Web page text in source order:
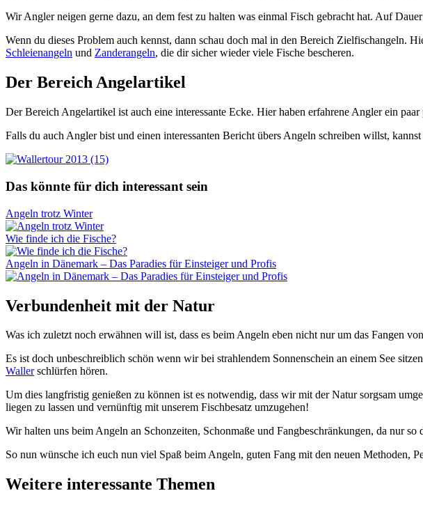
Wir Angler neigen gerne dazu, an dem fest zu halten was einmal Fisch gebracht hat. Auf
Wenn du dieses Problem auch kennst, dann schau doch mal in den Bereich Zielfischangeln.
Schleienangeln und Zanderangeln, die dir sicher wieder viele Fische bescheren.
Der Bereich Angelartikel
Der Bereich Angelartikel ist auch eine interessante Ecke. Hier haben erfahrene Angler ein
Falls du auch Angler bist und einen interessanten Bericht übers Angeln schreiben willst,
Das könnte für dich interessant sein
Angeln trotz Winter
Wie finde ich die Fische?
Angeln in Dänemark – Das Paradies für Einsteiger und Profis
Verbundenheit mit der Natur
Was ich zuletzt noch erwähnen will ist, dass es beim Angeln eben nicht nur um das Fangen
Es ist doch unbeschreiblich schön wenn wir bei strahlendem Sonnenschein an einem See
Wallerschlürfen hören.
Um dies langfristig genießen zu können ist es notwendig, dass wir mit der Natur sorgsam
liegen zu lassen und vernünftig mit unserem Fischbesatz umzugehen!
Wir halten uns beim Angeln an Schonzeiten, Schonmaße und Fangbeschränkungen, da nur
So nun wünsche ich euch nun viel Spaß beim Angeln, guten Fang mit den neuen Methoden,
Weitere interessante Themen